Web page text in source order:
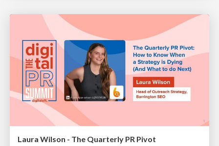
Laura Wilson - The Quarterly PR Pivot